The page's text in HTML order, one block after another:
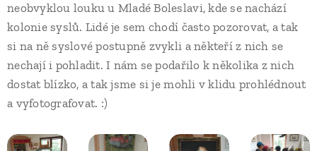
neobvyklou louku u Mladé Boleslavi, kde se nachází
kolonie syslů. Lidé je sem chodí často pozorovat, a tak
si na ně syslové postupně zvykli a někteří z nich se
nechají i pohladit. I nám se podařilo k několika z nich
dostat blízko, a tak jsme si je mohli v klidu prohlédnout
a vyfotografovat. :)